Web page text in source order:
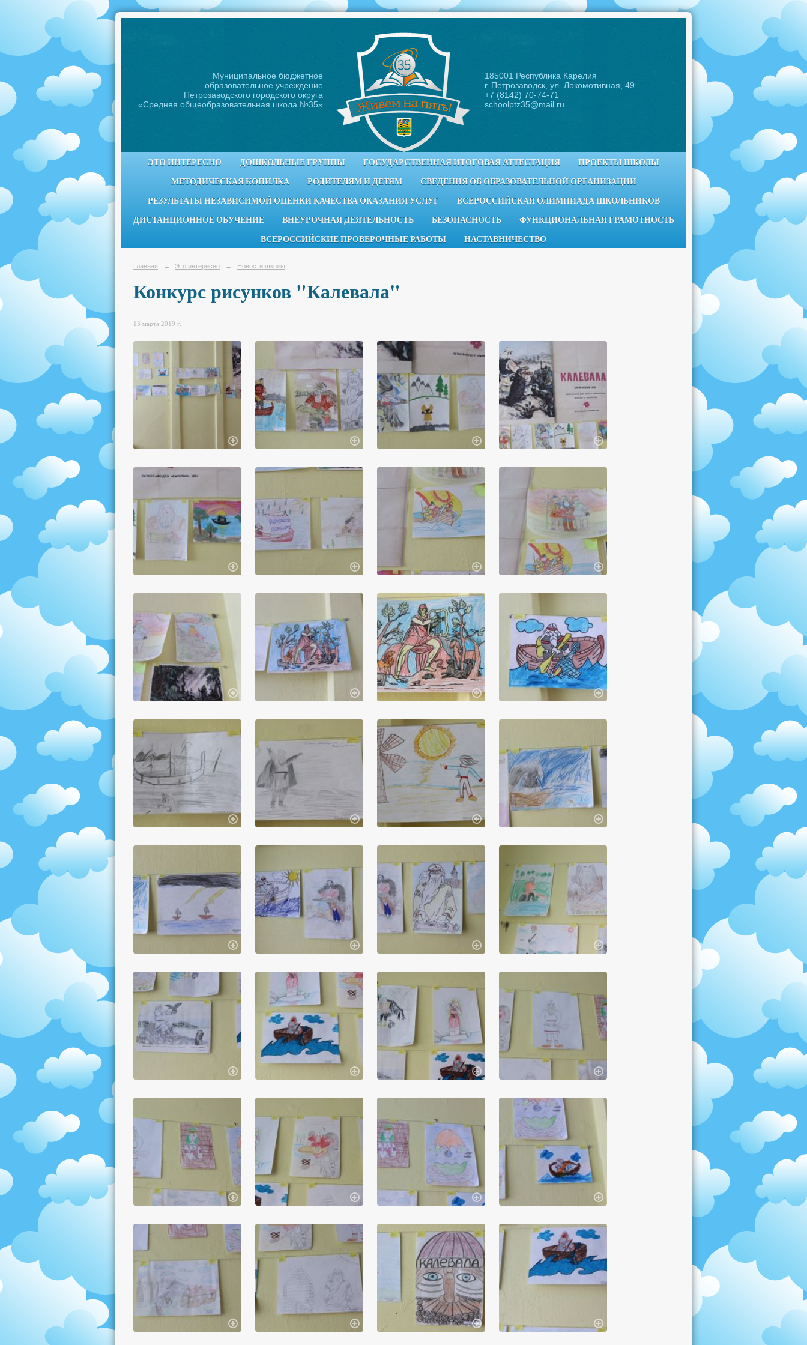
Муниципальное бюджетное
образовательное учреждение
Петрозаводского городского округа
«Средняя общеобразовательная школа №35»
185001 Республика Карелия
г. Петрозаводск, ул. Локомотивная, 49
+7 (8142) 70-74-71
schoolptz35@mail.ru
ЭТО ИНТЕРЕСНО ДОШКОЛЬНЫЕ ГРУППЫ ГОСУДАРСТВЕННАЯ ИТОГОВАЯ АТТЕСТАЦИЯ
ПРОЕКТЫ ШКОЛЫ
МЕТОДИЧЕСКАЯ КОПИЛКА
РОДИТЕЛЯМ И ДЕТЯМ
СВЕДЕНИЯ ОБ ОБРАЗОВАТЕЛЬНОЙ ОРГАНИЗАЦИИ
РЕЗУЛЬТАТЫ НЕЗАВИСИМОЙ ОЦЕНКИ КАЧЕСТВА ОКАЗАНИЯ УСЛУГ
ВСЕРОССИЙСКАЯ ОЛИМПИАДА ШКОЛЬНИКОВ
ДИСТАНЦИОННОЕ ОБУЧЕНИЕ
ВНЕУРОЧНАЯ ДЕЯТЕЛЬНОСТЬ БЕЗОПАСНОСТЬ
ФУНКЦИОНАЛЬНАЯ ГРАМОТНОСТЬ
ВСЕРОССИЙСКИЕ ПРОВЕРОЧНЫЕ РАБОТЫ
НАСТАВНИЧЕСТВО
Главная → Это интересно → Новости школы
Конкурс рисунков "Калевала"
13 марта 2019 г.